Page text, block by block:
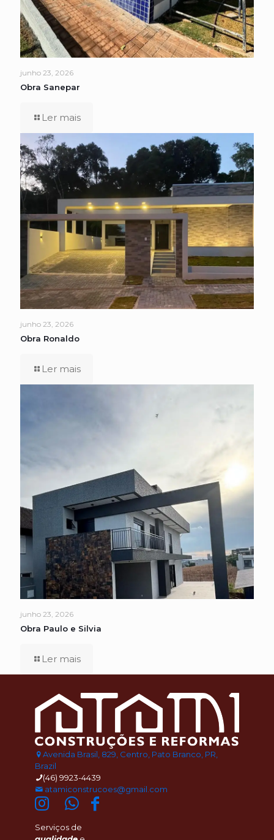
junho 23, 2026
Obra Sanepar
Ler mais
junho 23, 2026
Obra Ronaldo
Ler mais
junho 23, 2026
Obra Paulo e Silvia
Ler mais
Avenida Brasil, 829, Centro, Pato Branco, PR,
Brazil
(46) 9923-4439
atamiconstrucoes@gmail.com
Serviços de